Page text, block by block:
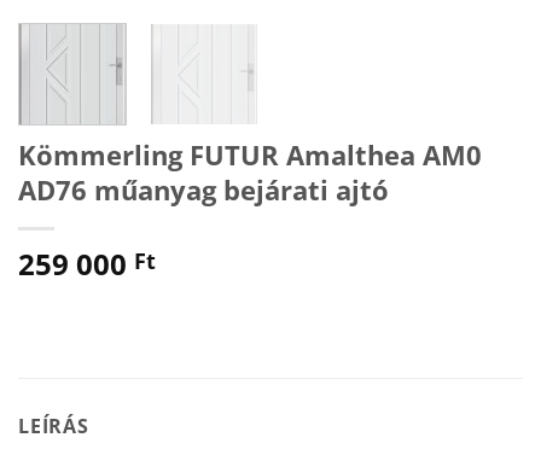
Kömmerling FUTUR Amalthea AM0
AD76 műanyag bejárati ajtó
259 000 Ft
LEÍRÁS